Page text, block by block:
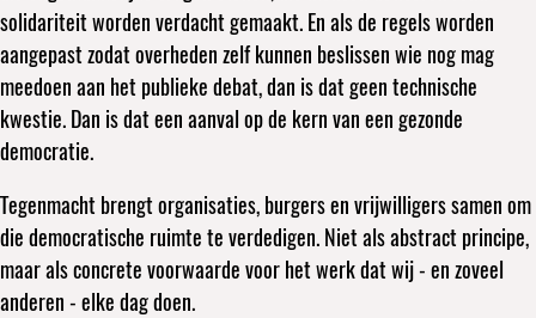
solidariteit worden verdacht gemaakt. En als de regels worden
aangepast zodat overheden zelf kunnen beslissen wie nog mag
meedoen aan het publieke debat, dan is dat geen technische
kwestie. Dan is dat een aanval op de kern van een gezonde
democratie.
Tegenmacht brengt organisaties, burgers en vrijwilligers samen om
die democratische ruimte te verdedigen. Niet als abstract principe,
maar als concrete voorwaarde voor het werk dat wij - en zoveel
anderen - elke dag doen.